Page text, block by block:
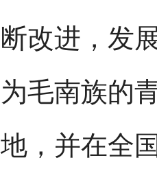
断改进，发
为毛南族的
地，并在全